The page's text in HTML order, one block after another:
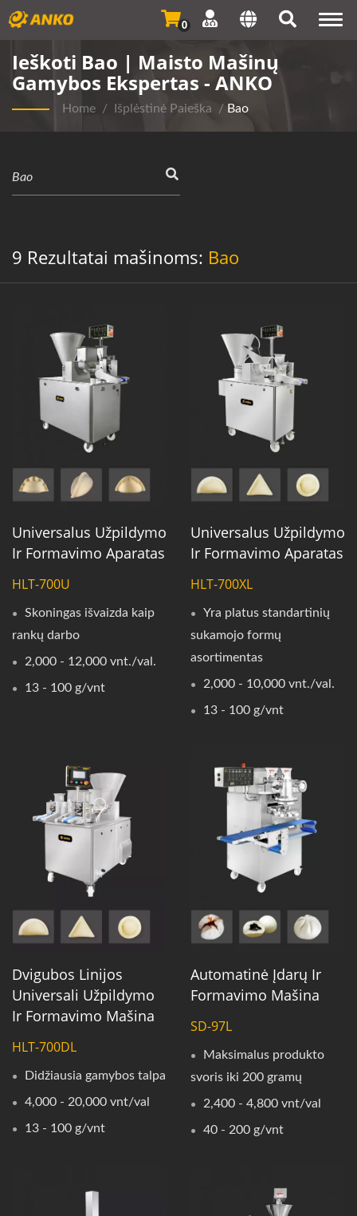
0
Ieškoti Bao | Maisto Mašinų
Gamybos Ekspertas - ANKO
Home / Išplėstinė Paieška / Bao
9 Rezultatai mašinoms: Bao
Universalus Užpildymo
Ir Formavimo Aparatas
HLT-700U
Skoningas išvaizda kaip
rankų darbo
2,000 - 12,000 vnt./val.
13 - 100 g/vnt
Universalus Užpildymo
Ir Formavimo Aparatas
HLT-700XL
Yra platus standartinių
sukamojo formų
asortimentas
2,000 - 10,000 vnt./val.
13 - 100 g/vnt
Dvigubos Linijos
Universali Užpildymo
Ir Formavimo Mašina
HLT-700DL
Didžiausia gamybos talpa
4,000 - 20,000 vnt/val
13 - 100 g/vnt
Automatinė Įdarų Ir
Formavimo Mašina
SD-97L
Maksimalus produkto
svoris iki 200 gramų
2,400 - 4,800 vnt/val
40 - 200 g/vnt